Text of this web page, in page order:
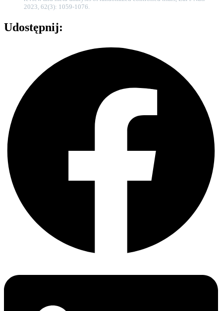
2023, 62(3): 1059-1076.
Udostępnij: